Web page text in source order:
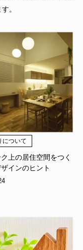
。
について
上の居住空間をつく
インのヒント